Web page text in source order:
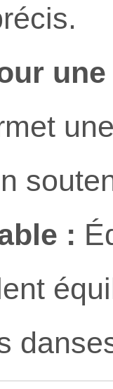
: